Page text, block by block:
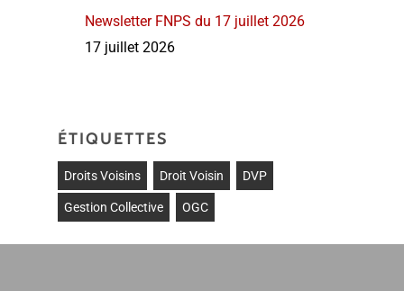
Newsletter FNPS du 17 juillet 2026
17 juillet 2026
ÉTIQUETTES
Droits Voisins Droit Voisin DVP
Gestion Collective OGC